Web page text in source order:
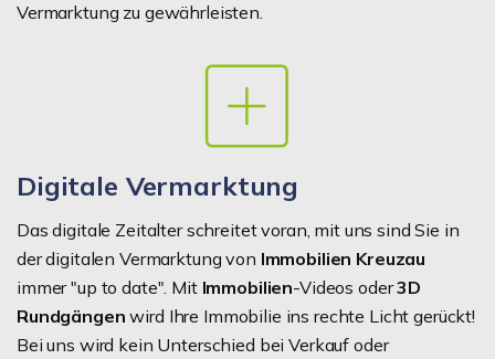
Vermarktung zu gewährleisten.
Digitale Vermarktung
Das digitale Zeitalter schreitet voran, mit uns sind Sie in
der digitalen Vermarktung von Immobilien Kreuzau
immer "up to date". Mit Immobilien-Videos oder3D
Rundgängen wird Ihre Immobilie ins rechte Licht gerückt!
Bei uns wird kein Unterschied bei Verkauf oder